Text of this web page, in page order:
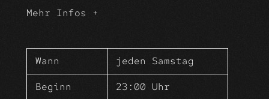
Mehr Infos +
Tag der Woche.
Samstags treffen wir uns zum
kollektiven FreudenTanz in deinem
WohlFühlWohnZimmer der Altstadt.
Wann jeden Samstag
Beginn 23:00 Uhr